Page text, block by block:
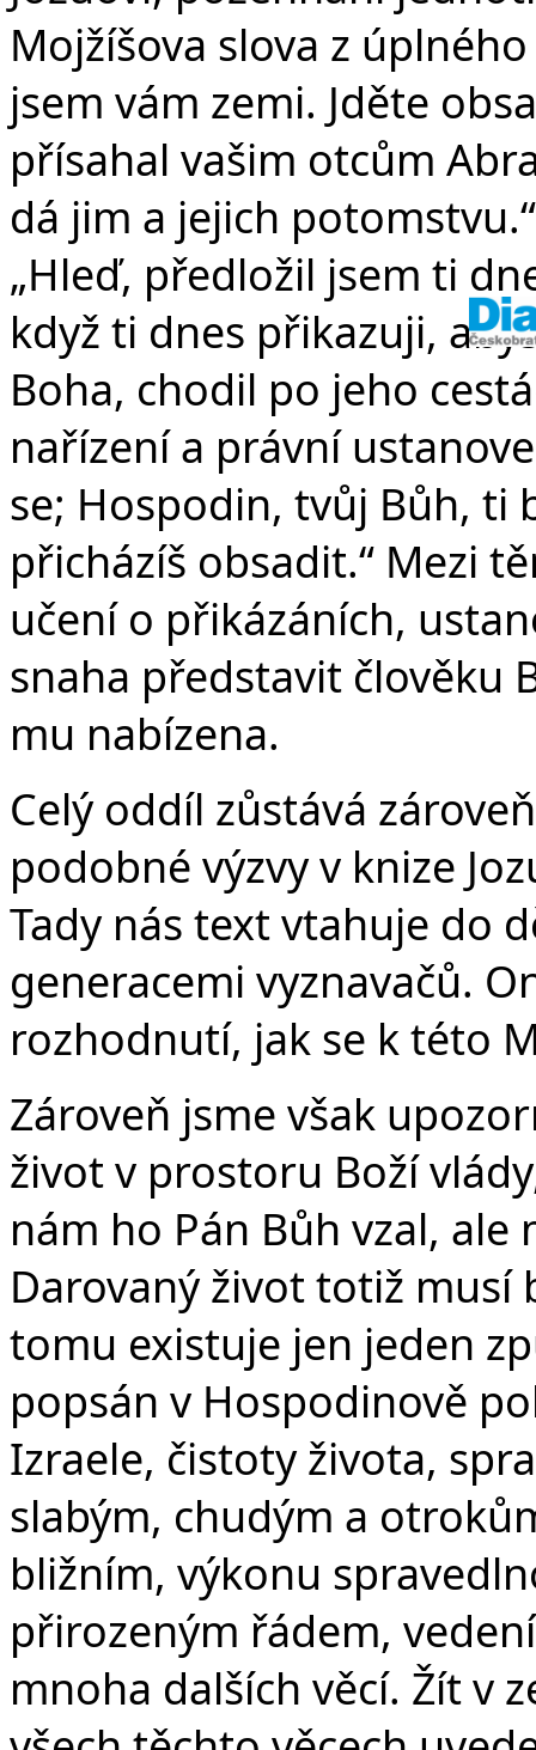
Mojžíšova slova z
jsem vám zemi. Jděte
přísahal vašim otcům
dá jim a jejich
„Hleď, předložil jsem ti
když ti dnes přikazuji,
Boha, chodil po jeho
nařízení a právní
se; Hospodin, tvůj Bůh, ti
přicházíš obsadit.“ Mezi
učení o přikázáních,
snaha představit člověku
mu nabízena.
Celý oddíl zůstává
podobné výzvy v knize
Tady nás text vtahuje do
generacemi vyznavačů.
rozhodnutí, jak se k této
Zároveň jsme však
život v prostoru Boží
nám ho Pán Bůh vzal,
Darovaný život totiž musí
tomu existuje jen jeden
popsán v Hospodinově
Izraele, čistoty života,
slabým, chudým a
bližním, výkonu
přirozeným řádem,
mnoha dalších věcí. Žít v